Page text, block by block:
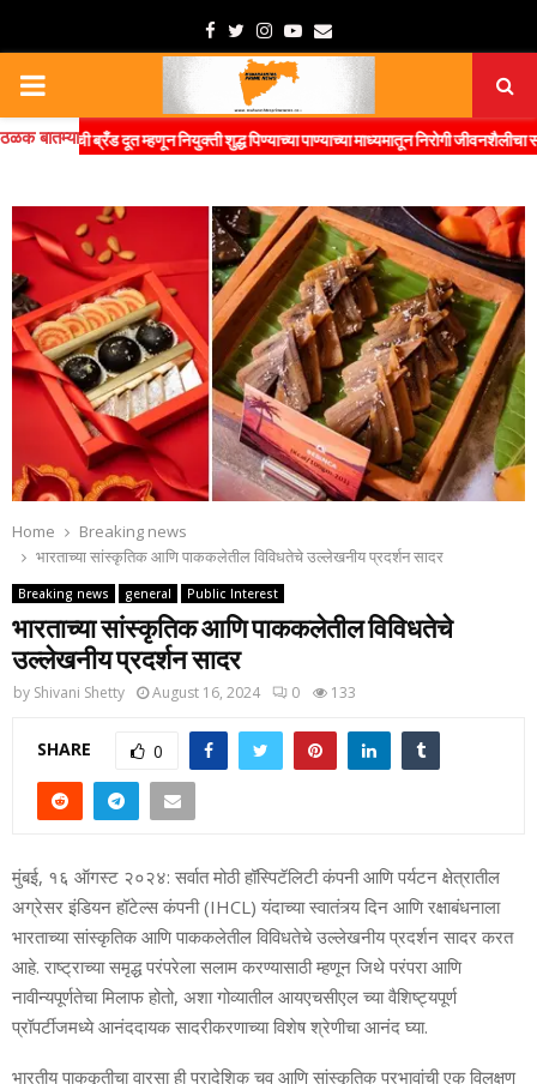
Facebook
TwitterInstagram
Youtube
Email
PRIMARY
MENU
ठळक बातम्या
ब्रँड दूत म्हणून नियुक्ती शुद्ध पिण्याच्या पाण्याच्या माध्यमातून निरोगी जीवनशैलीचा संदेश
Home
Breaking news
भारताच्या सांस्कृतिक आणि पाककलेतील विविधतेचे उल्लेखनीय प्रदर्शन सादर
Breaking news general Public Interest
भारताच्या सांस्कृतिक आणि पाककलेतील विविधतेचे
उल्लेखनीय प्रदर्शन सादर
by Shivani Shetty August 16, 2024 0 133
SHARE 0
मुंबई, १६ ऑगस्ट २०२४: सर्वात मोठी हॉस्पिटॅलिटी कंपनी आणि पर्यटन क्षेत्रातील
अग्रेसर इंडियन हॉटेल्स कंपनी (IHCL) यंदाच्या स्वातंत्र्य दिन आणि रक्षाबंधनाला
भारताच्या सांस्कृतिक आणि पाककलेतील विविधतेचे उल्लेखनीय प्रदर्शन सादर करत
आहे. राष्ट्राच्या समृद्ध परंपरेला सलाम करण्यासाठी म्हणून जिथे परंपरा आणि
नावीन्यपूर्णतेचा मिलाफ होतो, अशा गोव्यातील आयएचसीएल च्या वैशिष्ट्यपूर्ण
प्रॉपर्टीजमध्ये आनंददायक सादरीकरणाच्या विशेष श्रेणीचा आनंद घ्या.
भारतीय पाककृतीचा वारसा ही प्रादेशिक चव आणि सांस्कृतिक प्रभावांची एक विलक्षण